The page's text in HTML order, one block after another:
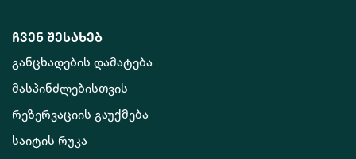
ჩვენ შესახებ
განცხადების დამატება
მასპინძლებისთვის
რეზერვაციის გაუქმება
საიტის რუკა